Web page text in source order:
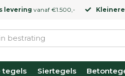
levering vanaf €1.500,-
tegels Siertegels